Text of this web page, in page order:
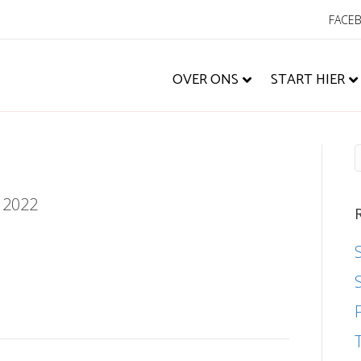
OVER ONS START HIER